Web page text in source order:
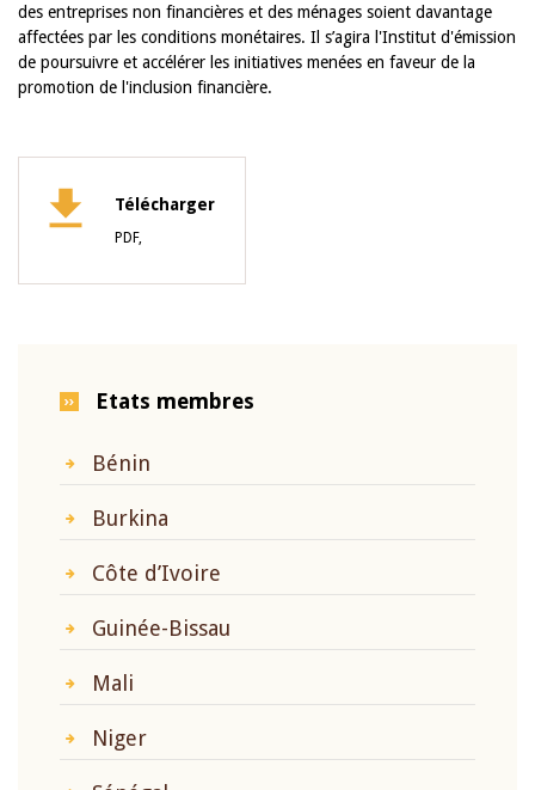
des entreprises non financières et des ménages soient davantage
affectées par les conditions monétaires. Il s’agira l'Institut d'émission
de poursuivre et accélérer les initiatives menées en faveur de la
promotion de l'inclusion financière.
Télécharger
PDF,
Etats membres
Bénin
Burkina
Côte d’Ivoire
Guinée-Bissau
Mali
Niger